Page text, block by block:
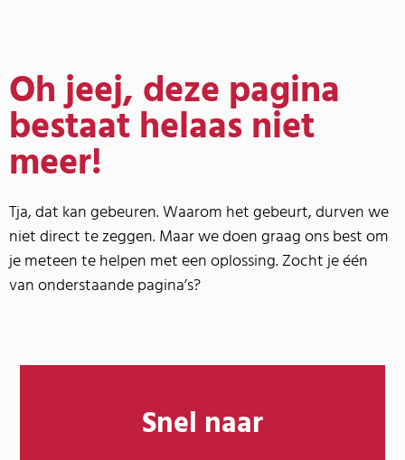
Oh jeej, deze pagina
bestaat helaas niet
meer!
Tja, dat kan gebeuren. Waarom het gebeurt, durven we
niet direct te zeggen. Maar we doen graag ons best om
je meteen te helpen met een oplossing. Zocht je één
van onderstaande pagina’s?
Snel naar